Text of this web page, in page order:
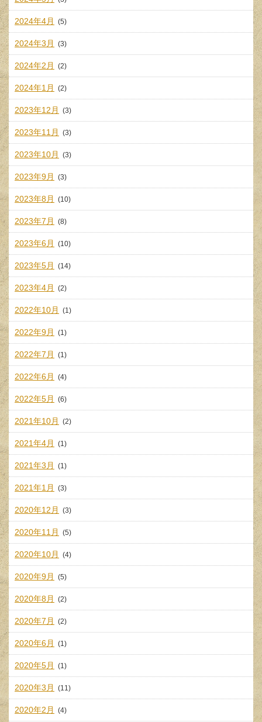
2024年4月 (5)
2024年3月 (3)
2024年2月 (2)
2024年1月 (2)
2023年12月 (3)
2023年11月 (3)
2023年10月 (3)
2023年9月 (3)
2023年8月 (10)
2023年7月 (8)
2023年6月 (10)
2023年5月 (14)
2023年4月 (2)
2022年10月 (1)
2022年9月 (1)
2022年7月 (1)
2022年6月 (4)
2022年5月 (6)
2021年10月 (2)
2021年4月 (1)
2021年3月 (1)
2021年1月 (3)
2020年12月 (3)
2020年11月 (5)
2020年10月 (4)
2020年9月 (5)
2020年8月 (2)
2020年7月 (2)
2020年6月 (1)
2020年5月 (1)
2020年3月 (11)
2020年2月 (4)